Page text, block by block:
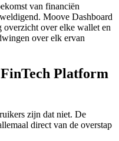
van financiën
Moove Dashboard
over elke wallet en
over elk ervan
Platform
zijn dat niet. De
direct van de overstap